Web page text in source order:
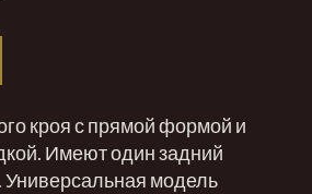
кроя с прямой формой и
Имеют один задний
Универсальная модель